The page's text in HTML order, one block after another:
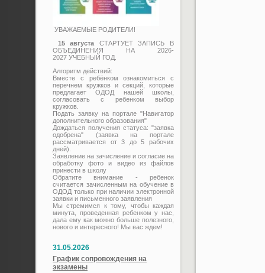
УВАЖАЕМЫЕ РОДИТЕЛИ!
15 августа СТАРТУЕТ ЗАПИСЬ В
ОБЪЕДИНЕНИЯ НА 2026-
2027 УЧЕБНЫЙ ГОД.
Алгоритм действий:
Вместе с ребёнком ознакомиться с
перечнем кружков и секций, которые
предлагает ОДОД нашей школы,
согласовать с ребенком выбор
кружков.
Подать заявку на портале "Навигатор
дополнительного образования"
Дождаться получения статуса: "заявка
одобрена" (заявка на портале
рассматривается от 3 до 5 рабочих
дней).
Заявление на зачисление и согласие на
обработку фото и видео из файлов
принести в школу
Обратите внимание - ребенок
считается зачисленным на обучение в
ОДОД только при наличии электронной
заявки и письменного заявления
Мы стремимся к тому, чтобы каждая
минута, проведенная ребенком у нас,
дала ему как можно больше полезного,
нового и интересного! Мы вас ждем!
31.05.2026
График сопровождения на
экзамены